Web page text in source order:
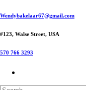
Skip
main
Wendybakelaar67@gmail.com
#123, Walse Street, USA
570 766 3293